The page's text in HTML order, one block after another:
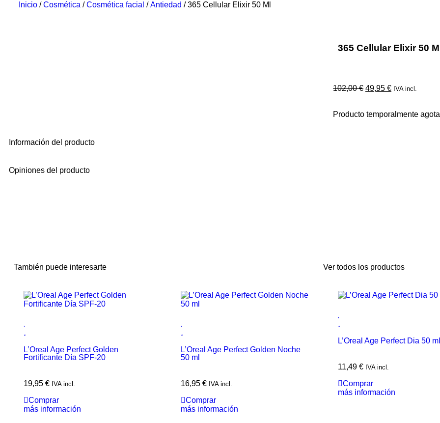
Inicio /Cosmética /Cosmética facial /Antiedad / 365 Cellular Elixir 50 Ml
365 Cellular Elixir 50 Ml
102,00€ 49,95 € IVA incl.
Producto temporalmente
Información del producto
Opiniones del producto
También puede interesarte Ver todos los productos
L’Oreal Age Perfect Golden
Fortificante Día SPF-20
19,95 € IVA incl.
Comprar
más información
L’Oreal Age Perfect Golden Noche
50 ml
16,95 € IVA incl.
Comprar
más información
L’Oreal Age Perfect Dia 50 ml
11,49 € IVA incl.
Comprar
más información